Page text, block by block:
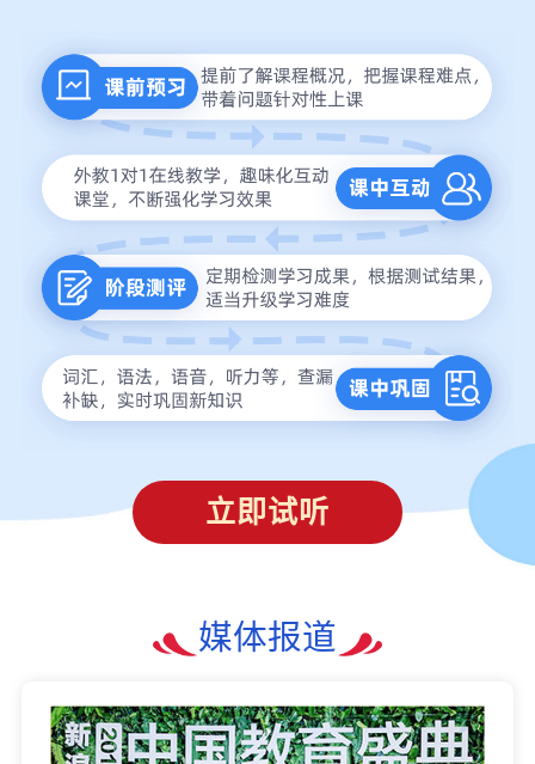
立即试听
媒体报道